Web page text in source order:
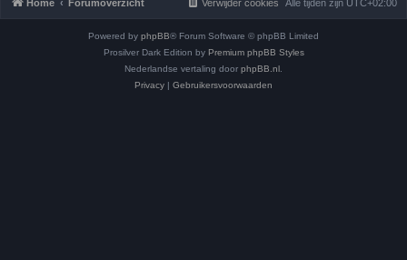
Home Forumoverzicht Alle tijden zijn UTC+02:00
Verwijder cookies
Powered by phpBB® Forum Software © phpBB Limited
Prosilver Dark Edition by Premium phpBB Styles
Nederlandse vertaling door phpBB.nl
Privacy | Gebruikersvoorwaarden